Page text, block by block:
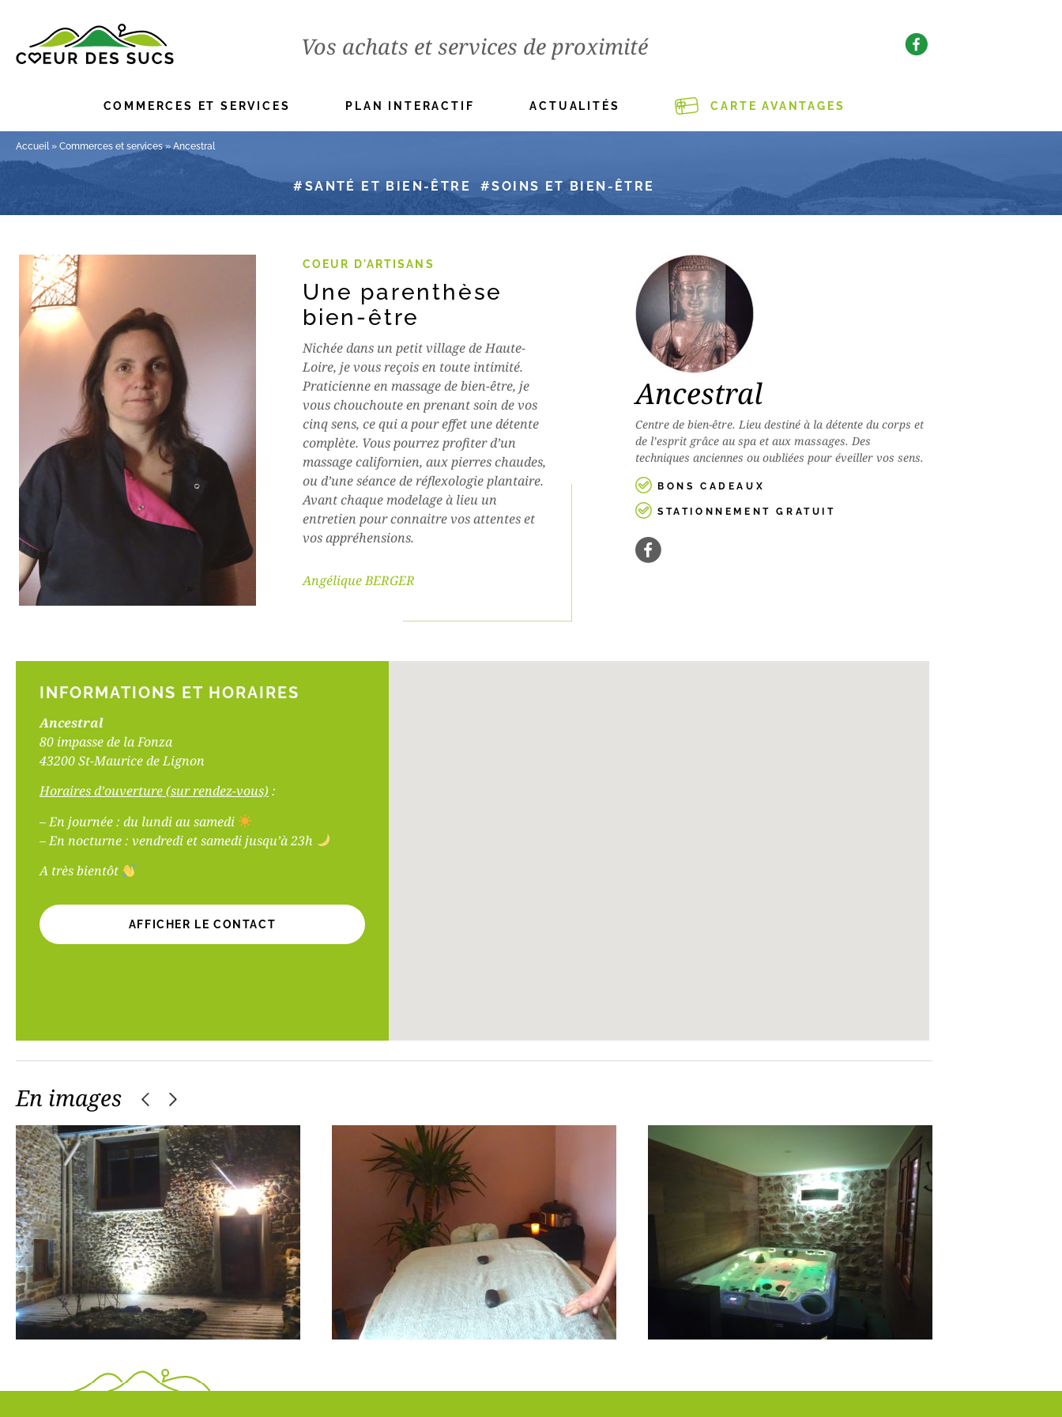
Vos achats et services de proximité
COMMERCES ET SERVICES PLAN INTERACTIF ACTUALITÉS CARTE AVANTAGES
Accueil» Commerces et services»Ancestral
SANTÉ ET BIEN-ÊTRE SOINS ET BIEN-ÊTRE
COEUR D'ARTISANS
Une parenthèse
bien-être
Nichée dans un petit village de Haute-
Loire, je vous reçois en toute intimité.
Praticienne en massage de bien-être, je
vous chouchoute en prenant soin de vos
cinq sens, ce qui a pour effet une détente
complète. Vous pourrez profiter d’un
massage californien, aux pierres chaudes,
ou d’une séance de réflexologie plantaire.
Avant chaque modelage à lieu un
entretien pour connaitre vos attentes et
vos appréhensions.
Angélique BERGER
Ancestral
Centre de bien-être. Lieu destiné à la détente du corps et
de l’esprit grâce au spa et aux massages. Des
techniques anciennes ou oubliées pour éveiller vos sens.
BONS CADEAUX
STATIONNEMENT GRATUIT
INFORMATIONS ET HORAIRES
Ancestral
80 impasse de la Fonza
43200 St-Maurice de Lignon
Horaires d’ouverture (sur rendez-vous) :
– En journée : du lundi au samedi
– En nocturne : vendredi et samedi jusqu’à 23h
A très bientôt
AFFICHER LE CONTACT
En images